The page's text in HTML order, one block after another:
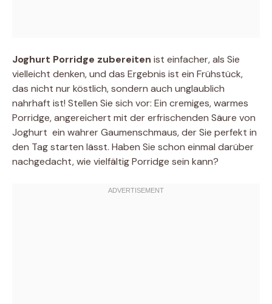
Joghurt Porridge zubereiten ist einfacher, als Sie
vielleicht denken, und das Ergebnis ist ein Frühstück,
das nicht nur köstlich, sondern auch unglaublich
nahrhaft ist! Stellen Sie sich vor: Ein cremiges, warmes
Porridge, angereichert mit der erfrischenden Säure von
Joghurt  ein wahrer Gaumenschmaus, der Sie perfekt in
den Tag starten lässt. Haben Sie schon einmal darüber
nachgedacht, wie vielfältig Porridge sein kann?